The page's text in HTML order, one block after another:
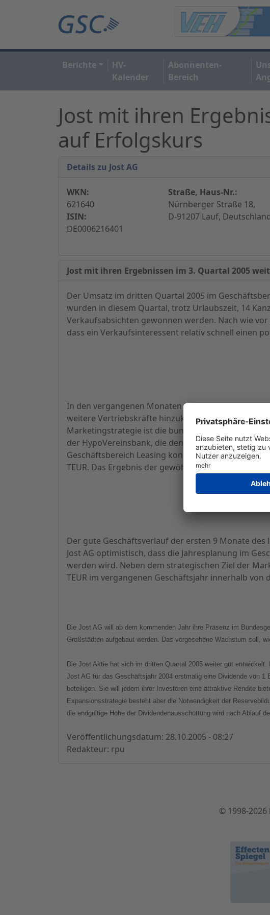
Berichte
HV-
Kalender
Abonnenten-
Bereich
Jost mit ihren
auf Erfolgskurs
Details zu Jost AG
WKN:
621640
ISIN:
DE0006216401
Straße, Haus-Nr.:
Nürnberger Straße 18,
D-91207 Lauf,
Jost mit ihren Ergebnissen im 3. Quartal 2005
Der Umsatz im dritten Quartal 2005 im
wurden in diesem Quartal, trotz Urlaubszeit, 14
Verkaufsabsichten gewonnen werden. Nach wie
dass ein Verkaufsinteressent relativ schnell einen
In den vergangenen Monaten hat die Jost AG ihre
weitere Vertriebskräfte hinzukommen, auch im
Marketingstrategie ist die bundesweite
der HypoVereinsbank, die den Steuerberater über
Geschäftsbereich Leasing konnte im dritten
TEUR. Das Ergebnis der gewöhnlichen
Der gute Geschäftsverlauf der ersten 9 Monate
Jost AG optimistisch, dass die Jahresplanung im
werden wird. Neben dem strategischen Ziel der
TEUR im vergangenen Geschäftsjahr innerhalb
Die Jost AG will ab dem kommenden Jahr ihre Präsenz im
Großstädten aufgebaut werden. Das vorgesehene Wachstum soll,
Die Jost Aktie hat sich im dritten Quartal 2005 weiter gut
Jost AG für das Geschäftsjahr 2004 erstmalig eine Dividende von
beteiligen. Sie will jedem ihrer Investoren eine attraktive Rendite
Expansionsstrategie besteht aber die Notwendigkeit der
die endgültige Höhe der Dividendenausschüttung wird nach Ablauf
Veröffentlichungsdatum: 28.10.2005 - 08:27
Redakteur: rpu
© 1998-2026